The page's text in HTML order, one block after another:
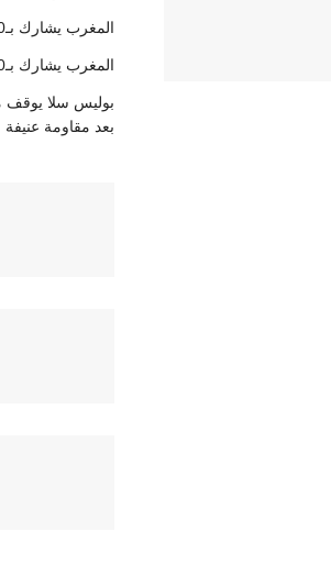
المغرب يشارك بـ120 رياضيا في دورة تارانتو 2026
المغرب يشارك بـ120 رياضيا في دورة تارانتو 2026
بوليس سلا يوقف
بعد مقاومة عنيفة